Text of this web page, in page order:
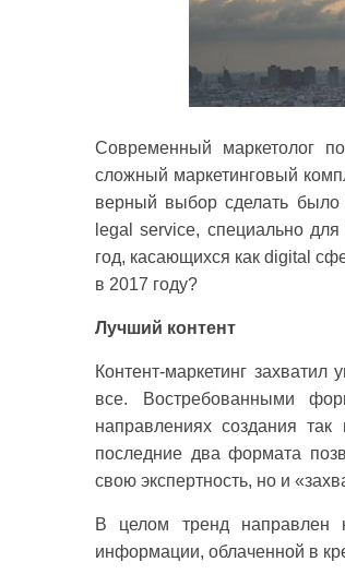
Современный маркетолог
сложный маркетинговый
верный выбор сделать было
legal service, специально
год, касающихся как digital
в 2017 году?
Лучший контент
Контент-маркетинг
все. Востребованными
направлениях создания
последние два формата
свою экспертность, но и
В целом тренд направлен
информации, облаченной в